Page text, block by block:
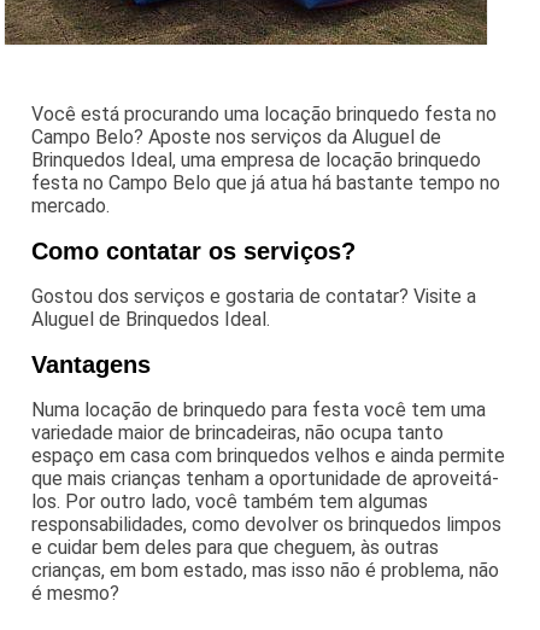
Você está procurando uma locação brinquedo festa no
Campo Belo? Aposte nos serviços da Aluguel de
Brinquedos Ideal, uma empresa de locação brinquedo
festa no Campo Belo que já atua há bastante tempo no
mercado.
Como contatar os serviços?
Gostou dos serviços e gostaria de contatar? Visite a
Aluguel de Brinquedos Ideal.
Vantagens
Numa locação de brinquedo para festa você tem uma
variedade maior de brincadeiras, não ocupa tanto
espaço em casa com brinquedos velhos e ainda permite
que mais crianças tenham a oportunidade de aproveitá-
los. Por outro lado, você também tem algumas
responsabilidades, como devolver os brinquedos limpos
e cuidar bem deles para que cheguem, às outras
crianças, em bom estado, mas isso não é problema, não
é mesmo?